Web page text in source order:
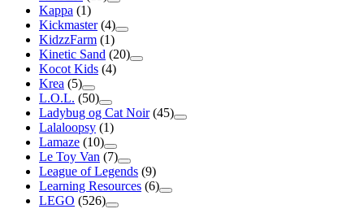
Kappa (1)
Kickmaster (4)
KidzzFarm (1)
Kinetic Sand (20)
Kocot Kids (4)
Krea (5)
L.O.L. (50)
Ladybug og Cat Noir (45)
Lalaloopsy (1)
Lamaze (10)
Le Toy Van (7)
League of Legends (9)
Learning Resources (6)
LEGO (526)